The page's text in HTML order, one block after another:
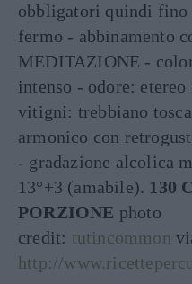
obbligatori quindi fino
fermo - abbinamento
MEDITAZIONE -
intenso - odore:
vitigni: trebbiano
armonico con
- gradazione alcolica
13°+3 (amabile). 130
PORZIONE photo
credit: tutincommon
http://